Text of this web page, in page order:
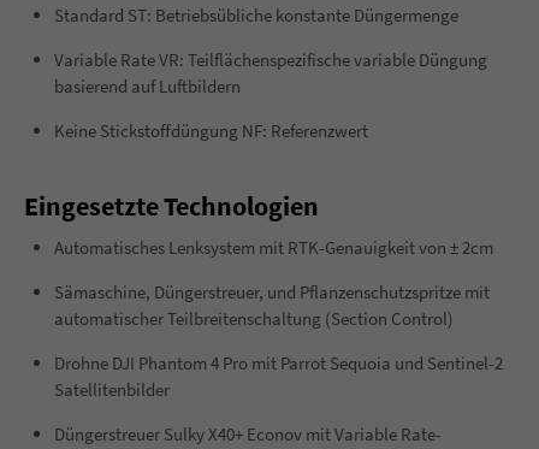
Standard ST: Betriebsübliche konstante Düngermenge
Variable Rate VR: Teilflächenspezifische variable Düngung
basierend auf Luftbildern
Keine Stickstoffdüngung NF: Referenzwert
Eingesetzte Technologien
Automatisches Lenksystem mit RTK-Genauigkeit von ± 2cm
Sämaschine, Düngerstreuer, und Pflanzenschutzspritze mit
automatischer Teilbreitenschaltung (Section Control)
Drohne DJI Phantom 4 Pro mit Parrot Sequoia und Sentinel-2
Satellitenbilder
Düngerstreuer Sulky X40+ Econov mit Variable Rate-